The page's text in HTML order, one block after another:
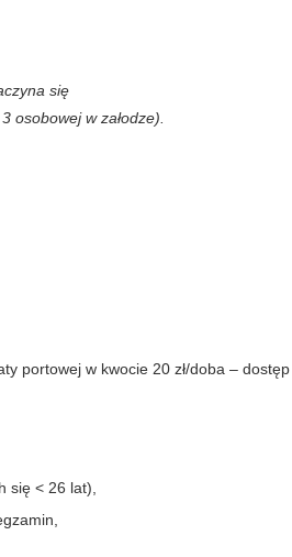
się
osobowej w załodze).
portowej w kwocie 20 zł/doba – dostęp
się < 26 lat),